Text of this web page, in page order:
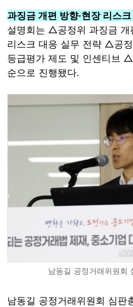
과징금 개편 방향·현장 리스
설명회는 △공정위 과징금
리스크 대응 실무 전략 △공
등급평가 제도 및 인센티브
순으로 진행됐다.
남동길 공정거래위원회
남동길 공정거래위원회 심판